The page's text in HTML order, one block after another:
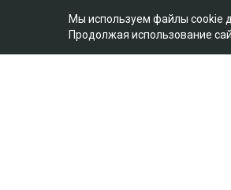
Мы используем файлы cookie
Продолжая использование